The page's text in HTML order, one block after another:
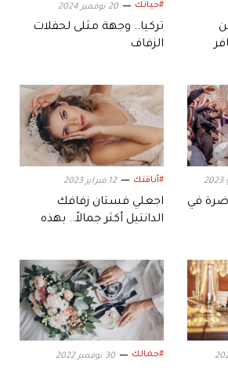
#حياتك 20 نوفمبر 2024
تركيا.. وجهة مثلى لحفلات
الزفاف
في
#أناقتك 12 فبراير 2023
اجعلي فستان زفافك
الدانتيل أكثر جمالاً.. بهذه
#جمالك 30 نوفمبر 2022